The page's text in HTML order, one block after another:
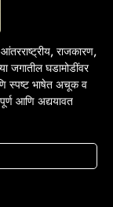
आंतरराष्ट्रीय, राजकारण,
जगातील घडामोडींवर
स्पष्ट भाषेत अचूक व
आणि अद्ययावत